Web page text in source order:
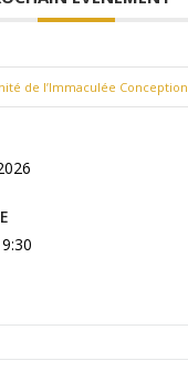
de l’Immaculée Conception